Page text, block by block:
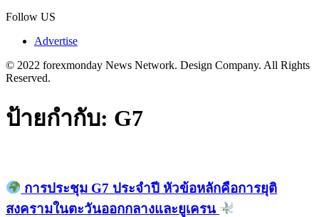
Follow US
Advertise
© 2022 forexmonday News Network. Design Company. All Rights
Reserved.
ป้ายกำกับ: G7
การประชุม G7 ประจำปี หัวข้อหลักคือการยุติ
สงครามในตะวันออกกลางและยูเครน